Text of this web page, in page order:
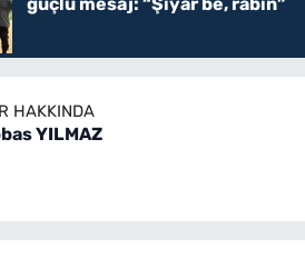
HAKKINDA
YILMAZ